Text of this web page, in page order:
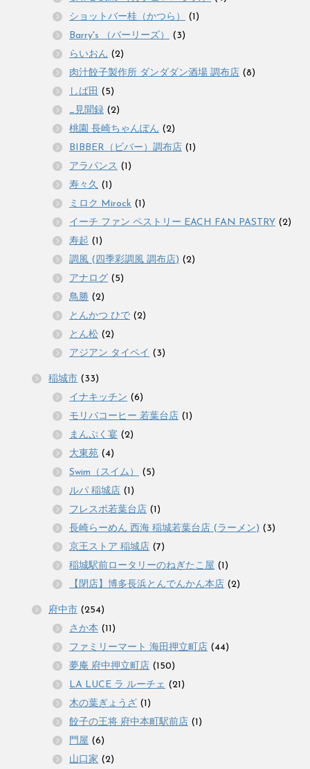
ショットバー桂（かつら）
(1)
Barry's （バーリーズ）
(3)
らいおん (2)
肉汁餃子製作所 ダンダダン酒場 調布店 (8)
しば田 (5)
_見聞録 (2)
桃園 長崎ちゃんぽん (2)
BIBBER（ビバー）調布店 (1)
アラパンス (1)
寿々久 (1)
ミロク Mirock (1)
イーチ ファン ペストリー EACH FAN PASTRY (2)
寿起 (1)
調風 (四季彩調風 調布店) (2)
アナログ (5)
鳥勝 (2)
とんかつ ひで (2)
とん松 (2)
アジアン タイペイ (3)
稲城市 (33)
イナキッチン (6)
モリバコーヒー 若葉台店 (1)
まんぷく宴 (2)
大東苑 (4)
Swim（スイム）
(5)
ルパ 稲城店 (1)
フレスポ若葉台店 (1)
長崎らーめん 西海 稲城若葉台店 (ラーメン) (3)
京王ストア 稲城店 (7)
稲城駅前ロータリーのねぎたこ屋 (1)
【閉店】博多長浜とんでんかん本店 (2)
府中市 (254)
さか本 (11)
ファミリーマート 海田押立町店 (44)
夢庵 府中押立町店 (150)
LA LUCE ラ ルーチェ (21)
木の葉ぎょうざ (1)
餃子の王将 府中本町駅前店 (1)
門屋 (6)
山口家 (2)